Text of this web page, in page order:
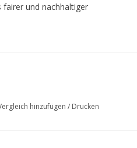
und nachhaltiger
hinzufügen / Drucken